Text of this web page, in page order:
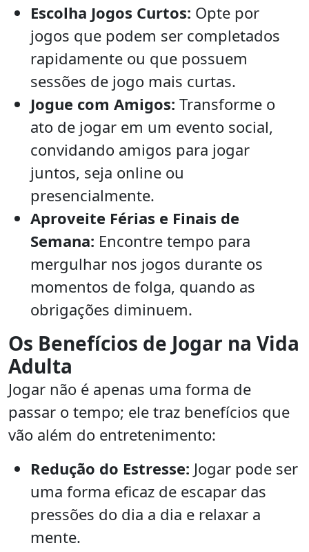
Escolha Jogos Curtos: Opte por
jogos que podem ser completados
rapidamente ou que possuem
sessões de jogo mais curtas.
Jogue com Amigos: Transforme o
ato de jogar em um evento social,
convidando amigos para jogar
juntos, seja online ou
presencialmente.
Aproveite Férias e Finais de
Semana: Encontre tempo para
mergulhar nos jogos durante os
momentos de folga, quando as
obrigações diminuem.
Os Benefícios de Jogar na Vida
Adulta
Jogar não é apenas uma forma de
passar o tempo; ele traz benefícios que
vão além do entretenimento:
Redução do Estresse: Jogar pode ser
uma forma eficaz de escapar das
pressões do dia a dia e relaxar a
mente.